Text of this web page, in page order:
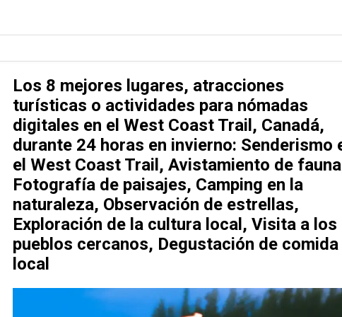
Los 8 mejores lugares, atracciones
turísticas o actividades para nómadas
digitales en el West Coast Trail, Canadá,
durante 24 horas en invierno: Senderismo
el West Coast Trail, Avistamiento de
Fotografía de paisajes, Camping en la
naturaleza, Observación de estrellas,
Exploración de la cultura local, Visita a los
pueblos cercanos, Degustación de comida
local